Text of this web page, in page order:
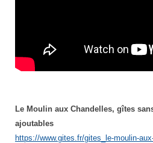
Le Moulin aux Chandelles, gîtes
ajoutables
https://www.gites.fr/gites_le-moulin-